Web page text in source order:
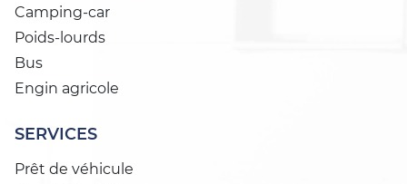
Camping-car
Poids-lourds
Bus
Engin agricole
SERVICES
Prêt de véhicule